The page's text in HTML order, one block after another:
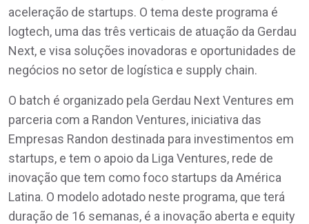
aceleração de startups. O tema deste programa é
logtech, uma das três verticais de atuação da Gerdau
Next, e visa soluções inovadoras e oportunidades de
negócios no setor de logística e supply chain.
O batch é organizado pela Gerdau Next Ventures em
parceria com a Randon Ventures, iniciativa das
Empresas Randon destinada para investimentos em
startups, e tem o apoio da Liga Ventures, rede de
inovação que tem como foco startups da América
Latina. O modelo adotado neste programa, que terá
duração de 16 semanas, é a inovação aberta e equity